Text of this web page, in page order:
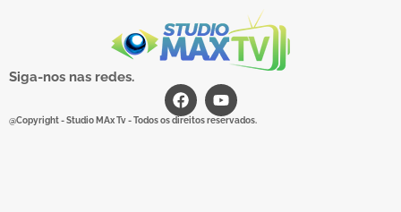
Siga-nos nas redes.
@Copyright - Studio MAx Tv - Todos os direitos reservados.